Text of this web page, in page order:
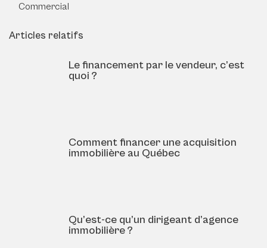
Commercial
Articles relatifs
Le financement par le vendeur, c’est
quoi ?
Comment financer une acquisition
immobilière au Québec
Qu’est-ce qu’un dirigeant d’agence
immobilière ?